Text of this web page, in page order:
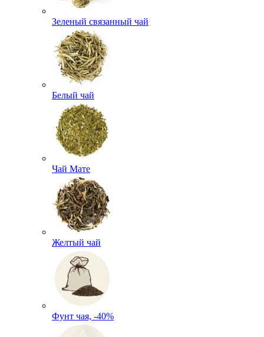
Зеленый связанный чай
Белый чай
Чай Мате
Желтый чай
Фунт чая, -40%